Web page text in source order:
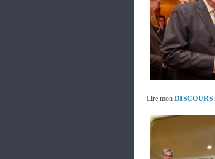
Lire mon DISCOURS.